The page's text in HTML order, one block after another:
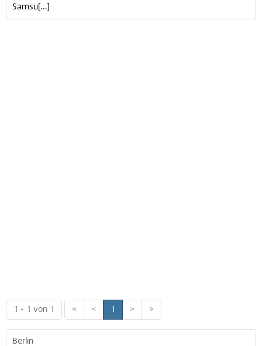
Samsu[...]
1 - 1 von 1 « < 1 > »
Berlin